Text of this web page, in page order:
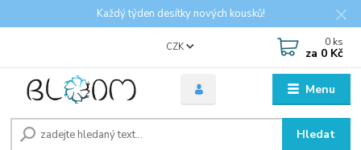
Každý týden desítky nových kousků!
Menu
CZK
Hledat
0 ks
za 0 Kč